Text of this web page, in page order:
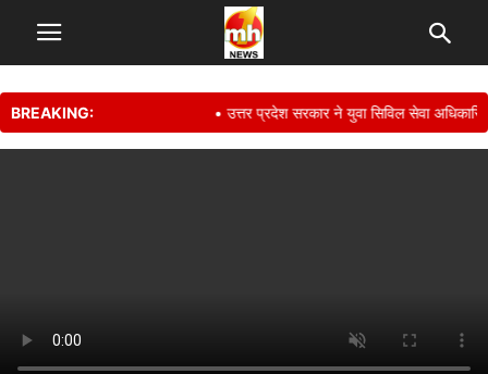
BREAKING: • उत्तर प्रदेश सरकार ने युवा सिविल सेवा